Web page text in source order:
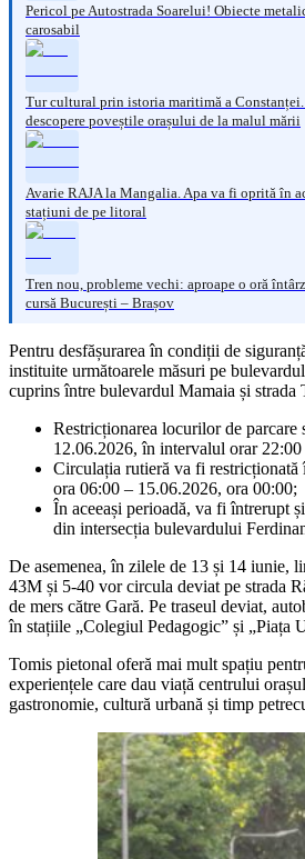
Pericol pe Autostrada Soarelui! Obiecte
carosabil
Tur cultural prin istoria maritimă a
descopere poveștile orașului de la malul mării
Avarie RAJA la Mangalia. Apa va fi oprită în
stațiuni de pe litoral
Tren nou, probleme vechi: aproape o oră
cursă București – Brașov
Pentru desfășurarea în condiții de
instituite următoarele măsuri pe
cuprins între bulevardul Mamaia și strada
Restricționarea locurilor de parcare
12.06.2026, în intervalul orar 22:00
Circulația rutieră va fi restricționată
ora 06:00 – 15.06.2026, ora 00:00;
În aceeași perioadă, va fi întrerupt
din intersecția bulevardului
De asemenea, în zilele de 13 și 14 iunie,
43M și 5-40 vor circula deviat pe strada
de mers către Gară. Pe traseul deviat,
în stațiile „Colegiul Pedagogic” și „Piața
Tomis pietonal oferă mai mult spațiu
experiențele care dau viață centrului
gastronomie, cultură urbană și timp